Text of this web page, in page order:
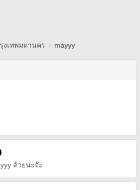
งเทพมหานคร > mayyy
ด้วยนะจ๊ะ